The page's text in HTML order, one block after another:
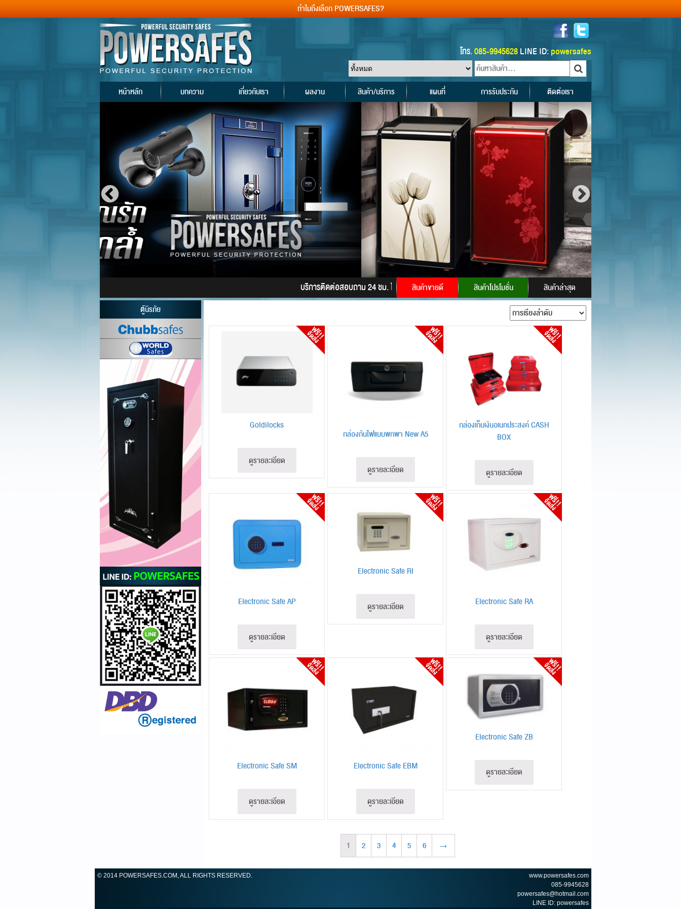
ทำไมถึงเลือก POWERSAFES?
โทร.085-9945628LINE ID: powersafes
หน้าหลัก บทความ เกี่ยวกับเรา ผลงาน สินค้า/บริการ แผนที่ การรับประกัน ติดต่อเรา
บริการติดต่อสอบถาม 24 ชม. โทร. 085-9945628LINE ID: powersafes
สินค้าขายดี สินค้าโปรโมชั่น
สินค้าล่าสุด
ตู้นิรภัย
Goldilocks
ดูรายละเอียด
กล่องกันไฟแบบพกพา New A5
ดูรายละเอียด
กล่องเก็บเงินอเนกประสงค์ CASH
BOX
ดูรายละเอียด
Electronic Safe AP
ดูรายละเอียด
Electronic Safe RI
ดูรายละเอียด Electronic Safe RA
ดูรายละเอียด
Electronic Safe SM
ดูรายละเอียด
Electronic Safe EBM
ดูรายละเอียด
Electronic Safe ZB
ดูรายละเอียด
1 2 3 4 5 6 →
© 2014 POWERSAFES.COM, ALL RIGHTS RESERVED.
www.powersafes.com
085-9945628
powersafes@hotmail.com
LINE ID: powersafes